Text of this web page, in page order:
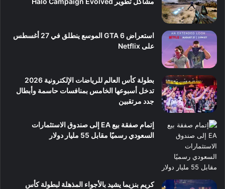
استعراض GTA 6 الموسع ينطلق في 27 أغسطس
على Netflix
بطولة كأس العالم للرياضات الإلكترونية 2026
تدخل أسبوعها الخامس بمنافسات حاسمة وأبطال
جدد مرتقبين
إتمام صفقة بيع EA إلى صندوق الاستثمارات
السعودي رسميًا مقابل 55 مليار دولار
كريم بنزيما يشيد بالأجواء المذهلة لبطولة كأس